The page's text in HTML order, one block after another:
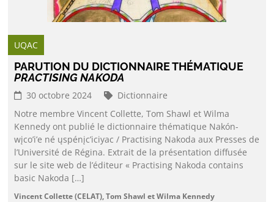
UQAC
PARUTION DU DICTIONNAIRE THÉMATIQUE
PRACTISING NAKODA
30 octobre 2024
Dictionnaire
Notre membre Vincent Collette, Tom Shawl et Wilma
Kennedy ont publié le dictionnaire thématique Nakón-
wįco’i’e né ųspénįc’iciyac / Practising Nakoda aux Presses de
l’Université de Régina. Extrait de la présentation diffusée
sur le site web de l’éditeur « Practising Nakoda contains
basic Nakoda […]
Vincent Collette (CELAT), Tom Shawl et Wilma Kennedy